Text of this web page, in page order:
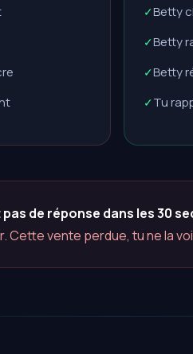
✓Betty
✓Betty
✓Betty
✓Tu
de réponse dans les 30
Cette vente perdue, tu ne la